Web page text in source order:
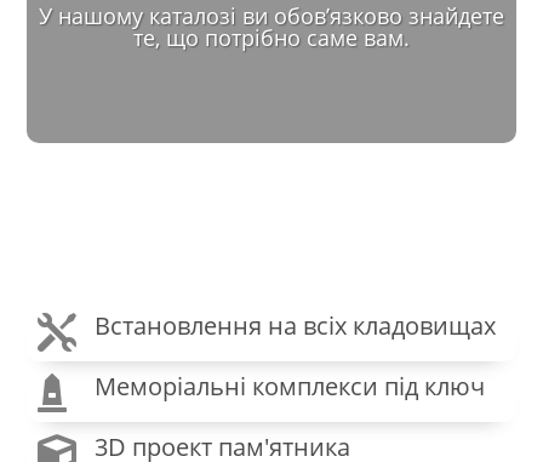
У нашому каталозі ви обов’язково знайдете
те, що потрібно саме вам.
 Встановлення на всіх кладовищах
 Меморіальні комплекси під ключ

3D проект пам'ятника